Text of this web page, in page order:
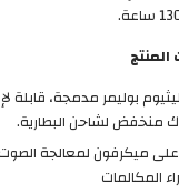
بوليمر مدمجة، قابلة
منخفض لشاحن البطارية.
ميكرفون لمعالجة
المكالمات